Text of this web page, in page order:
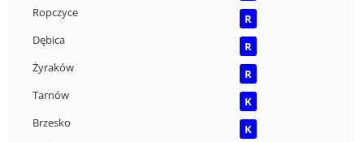
Ropczyce
R
Dębica
R
Żyraków
R
Tarnów
K
Brzesko
K